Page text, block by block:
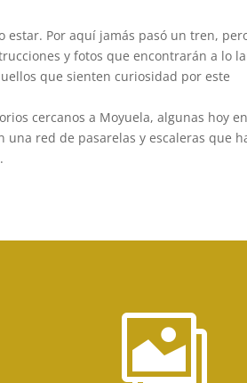
estar. Por aquí jamás pasó un tren,
y fotos que encontrarán a lo
que sienten curiosidad por este
cercanos a Moyuela, algunas hoy
red de pasarelas y escaleras que
